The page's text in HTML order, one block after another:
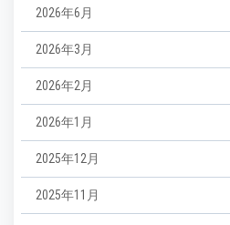
2026年6月
2026年3月
2026年2月
2026年1月
2025年12月
2025年11月